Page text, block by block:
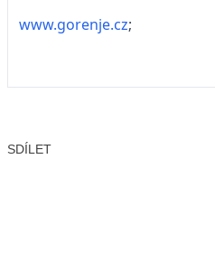
www.gorenje.cz;
SDÍLET